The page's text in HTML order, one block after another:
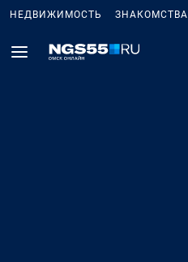
НЕДВИЖИМОСТЬ ЗНАКОМСТВА